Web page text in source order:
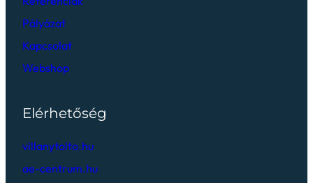
Pályázat
Kapcsolat
Webshop
Elérhetőség
villanytolto.hu
ae-centrum.hu